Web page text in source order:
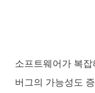
소프트웨어가 복
버그의 가능성도